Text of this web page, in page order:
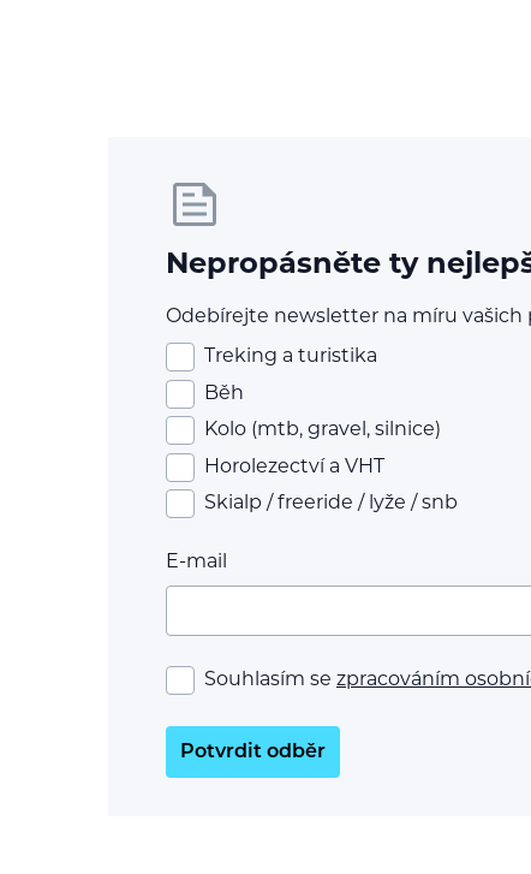
Nepropásněte ty
Odebírejte newsletter na míru vašich
Treking a turistika
Běh
Kolo (mtb, gravel, silnice)
Horolezectví a VHT
Skialp / freeride / lyže / snb
E-mail
Souhlasím se zpracováním
Potvrdit odběr